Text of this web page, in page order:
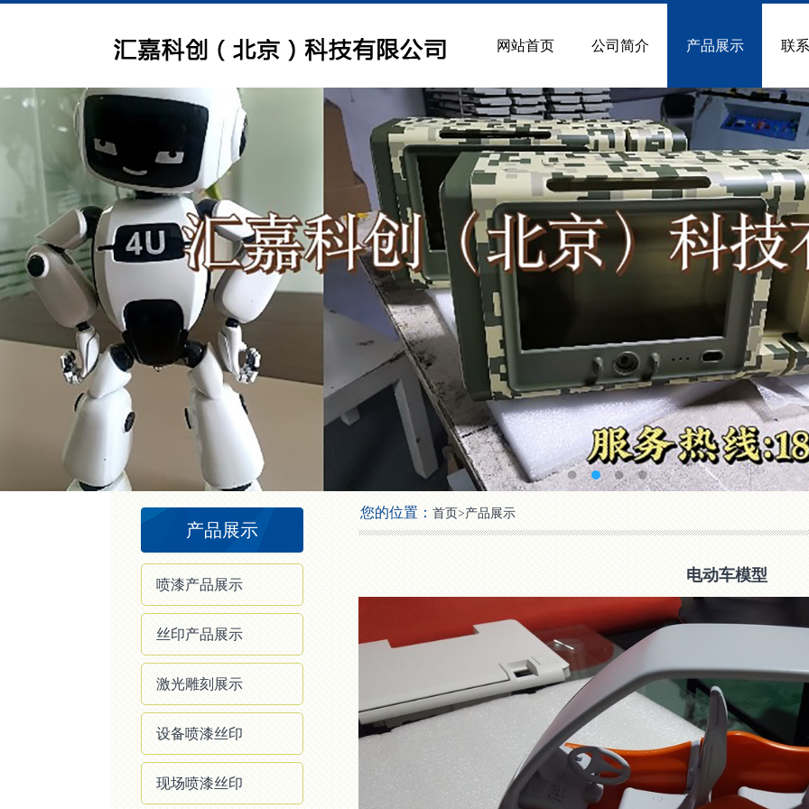
网站首页 公司简介 产品展示 联
产品展示
喷漆产品展示
丝印产品展示
激光雕刻展示
设备喷漆丝印
现场喷漆丝印
您的位置：首页>产品展示
电动车模型